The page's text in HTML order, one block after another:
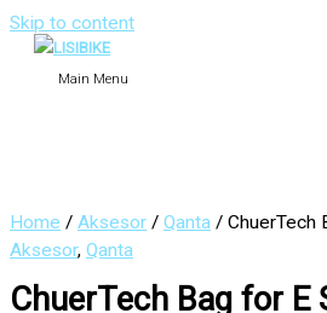
Skip to content
Main Menu
Home / Aksesor / Qanta / ChuerTech
Aksesor, Qanta
ChuerTech Bag for E